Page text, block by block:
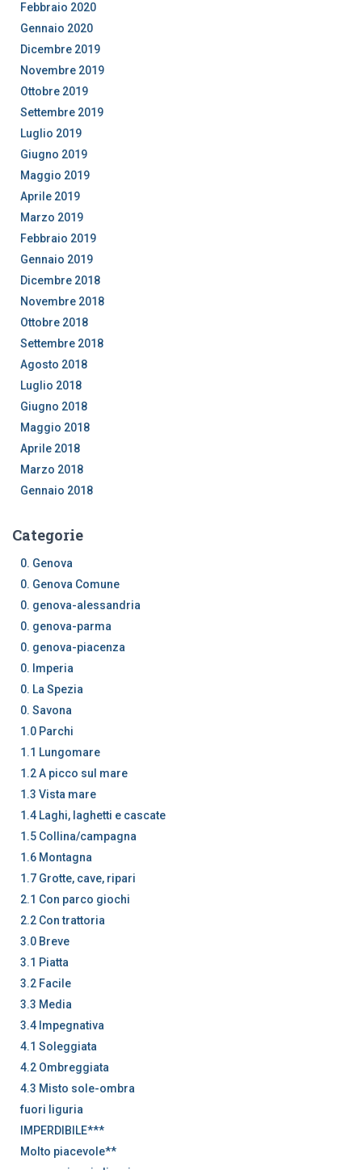
Febbraio 2020
Gennaio 2020
Dicembre 2019
Novembre 2019
Ottobre 2019
Settembre 2019
Luglio 2019
Giugno 2019
Maggio 2019
Aprile 2019
Marzo 2019
Febbraio 2019
Gennaio 2019
Dicembre 2018
Novembre 2018
Ottobre 2018
Settembre 2018
Agosto 2018
Luglio 2018
Giugno 2018
Maggio 2018
Aprile 2018
Marzo 2018
Gennaio 2018
Categorie
0. Genova
0. Genova Comune
0. genova-alessandria
0. genova-parma
0. genova-piacenza
0. Imperia
0. La Spezia
0. Savona
1.0 Parchi
1.1 Lungomare
1.2 A picco sul mare
1.3 Vista mare
1.4 Laghi, laghetti e cascate
1.5 Collina/campagna
1.6 Montagna
1.7 Grotte, cave, ripari
2.1 Con parco giochi
2.2 Con trattoria
3.0 Breve
3.1 Piatta
3.2 Facile
3.3 Media
3.4 Impegnativa
4.1 Soleggiata
4.2 Ombreggiata
4.3 Misto sole-ombra
fuori liguria
IMPERDIBILE***
Molto piacevole**